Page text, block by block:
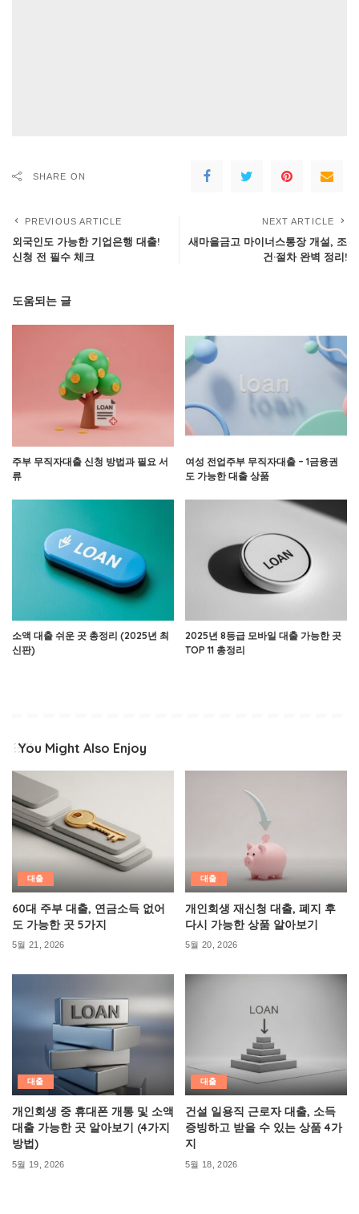
SHARE ON
PREVIOUS ARTICLE
외국인도 가능한 기업은행 대출!
신청 전 필수 체크
NEXT ARTICLE
새마을금고 마이너스통장 개설, 조
건·절차 완벽 정리!
도움되는 글
주부 무직자대출 신청 방법과 필요 서
류
여성 전업주부 무직자대출 – 1금융권
도 가능한 대출 상품
소액 대출 쉬운 곳 총정리 (2025년 최
신판)
2025년 8등급 모바일 대출 가능한 곳
TOP 11 총정리
You Might Also Enjoy
대출
60대 주부 대출, 연금소득 없어
도 가능한 곳 5가지
5월 21, 2026
대출
개인회생 재신청 대출, 폐지 후
다시 가능한 상품 알아보기
5월 20, 2026
대출
개인회생 중 휴대폰 개통 및 소액
대출 가능한 곳 알아보기 (4가지
방법)
5월 19, 2026
대출
건설 일용직 근로자 대출, 소득
증빙하고 받을 수 있는 상품 4가
지
5월 18, 2026